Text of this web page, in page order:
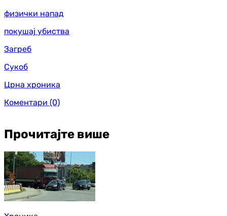
физички напад
покушај убиства
Загреб
Сукоб
Црна хроника
Коментари (0)
Прочитајте више